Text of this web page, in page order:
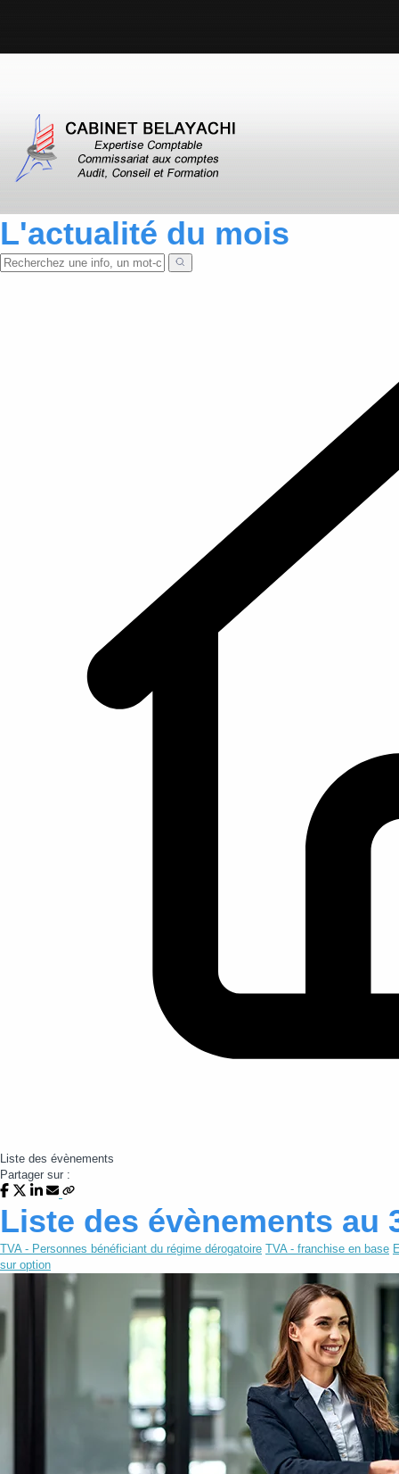
L'actualité du mois
Liste des évènements
Partager sur :
Liste des évènements au
TVA - Personnes bénéficiant du régime dérogatoire TVA - franchise en base
sur option